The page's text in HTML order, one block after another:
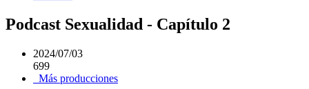
Podcast Sexualidad - Capítulo 2
2024/07/03
699
Más producciones